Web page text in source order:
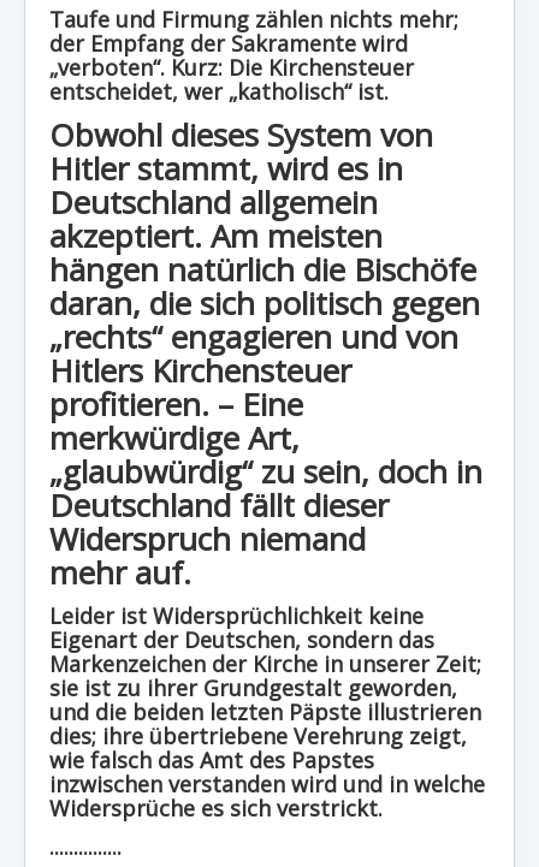
Taufe und Firmung zählen nichts mehr;
der Empfang der Sakramente wird
„verboten“. Kurz: Die Kirchensteuer
entscheidet, wer „katholisch“ ist.
Obwohl dieses System von
Hitler stammt, wird es in
Deutschland allgemein
akzeptiert. Am meisten
hängen natürlich die Bischöfe
daran, die sich politisch gegen
„rechts“ engagieren und von
Hitlers Kirchensteuer
profitieren. – Eine
merkwürdige Art,
„glaubwürdig“ zu sein, doch in
Deutschland fällt dieser
Widerspruch niemand
mehr auf.
Leider ist Widersprüchlichkeit keine
Eigenart der Deutschen, sondern das
Markenzeichen der Kirche in unserer Zeit;
sie ist zu ihrer Grundgestalt geworden,
und die beiden letzten Päpste illustrieren
dies; ihre übertriebene Verehrung zeigt,
wie falsch das Amt des Papstes
inzwischen verstanden wird und in welche
Widersprüche es sich verstrickt.
...............